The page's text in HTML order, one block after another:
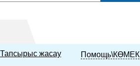
Помощь\КӨМЕК
Тапсырыс жасау